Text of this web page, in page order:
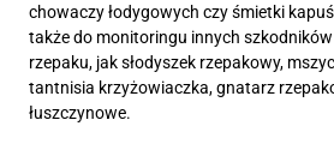
chowaczy łodygowych czy śmietki
także do monitoringu innych
rzepaku, jak słodyszek rzepakowy,
tantnisia krzyżowiaczka, gnatarz
łuszczynowe.